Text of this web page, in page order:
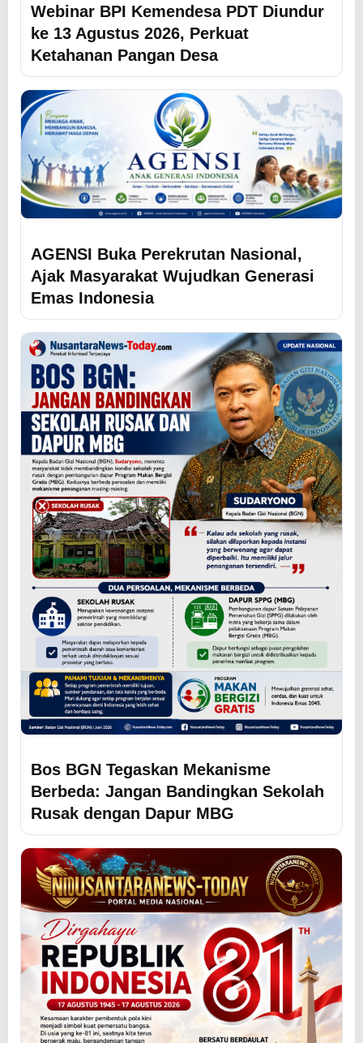
Webinar BPI Kemendesa PDT Diundur
ke 13 Agustus 2026, Perkuat
Ketahanan Pangan Desa
AGENSI Buka Perekrutan Nasional,
Ajak Masyarakat Wujudkan Generasi
Emas Indonesia
Bos BGN Tegaskan Mekanisme
Berbeda: Jangan Bandingkan Sekolah
Rusak dengan Dapur MBG